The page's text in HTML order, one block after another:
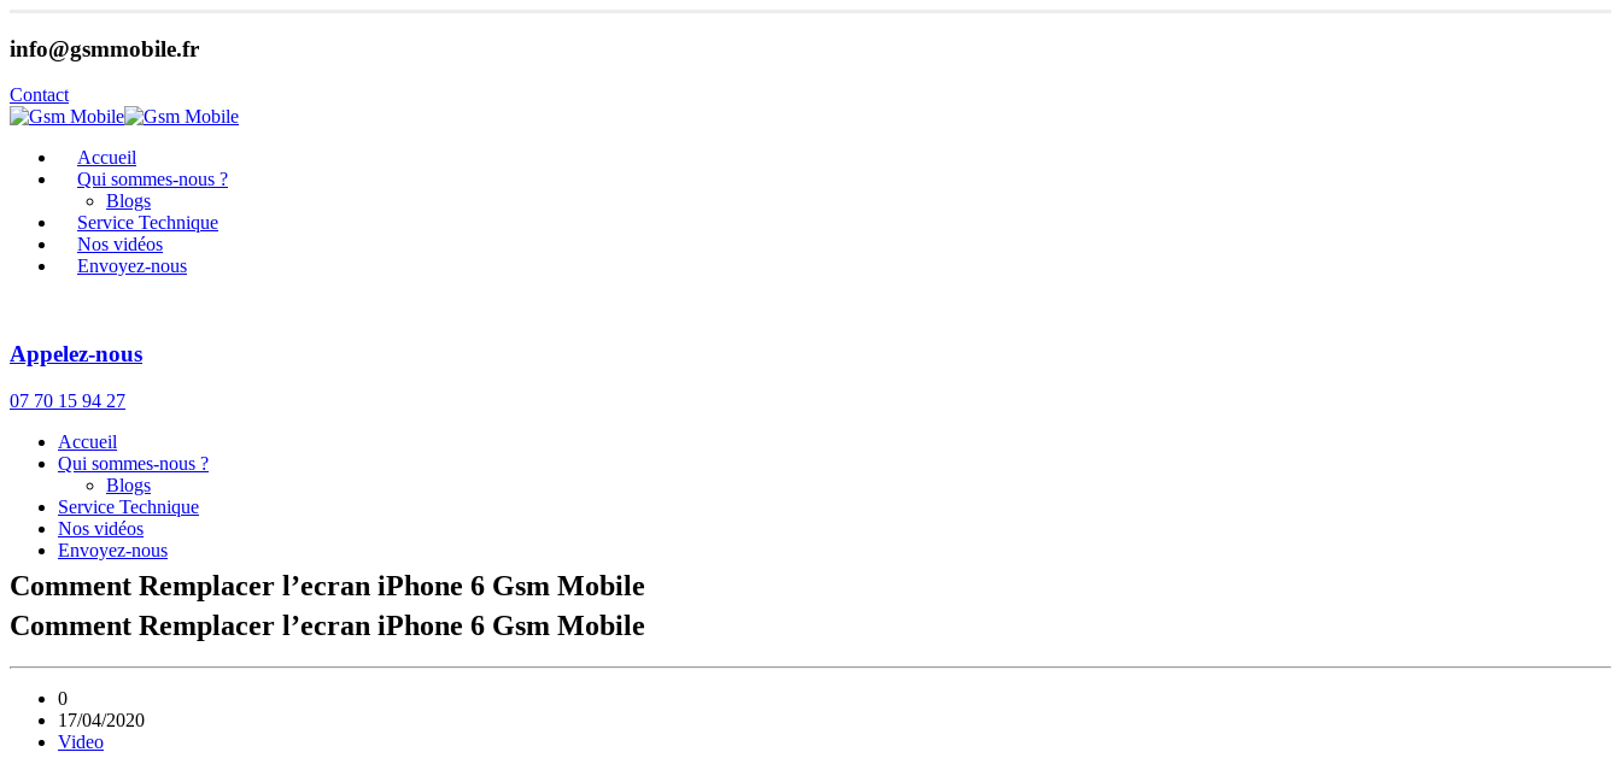
info@gsmmobile.fr
Contact
Accueil
Qui sommes-nous ?
Blogs
Service Technique
Nos vidéos
Envoyez-nous
Appelez-nous
07 70 15 94 27
Accueil
Qui sommes-nous ?
Blogs
Service Technique
Nos vidéos
Envoyez-nous
Comment Remplacer l’ecran iPhone 6 Gsm Mobile
Comment Remplacer l’ecran iPhone 6 Gsm Mobile
0
17/04/2020
Video